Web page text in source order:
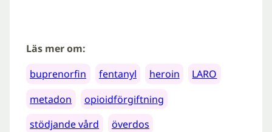
Läs mer om:
buprenorfin
fentanyl heroin
LARO
metadon
opioidförgiftning
stödjande vård
överdos